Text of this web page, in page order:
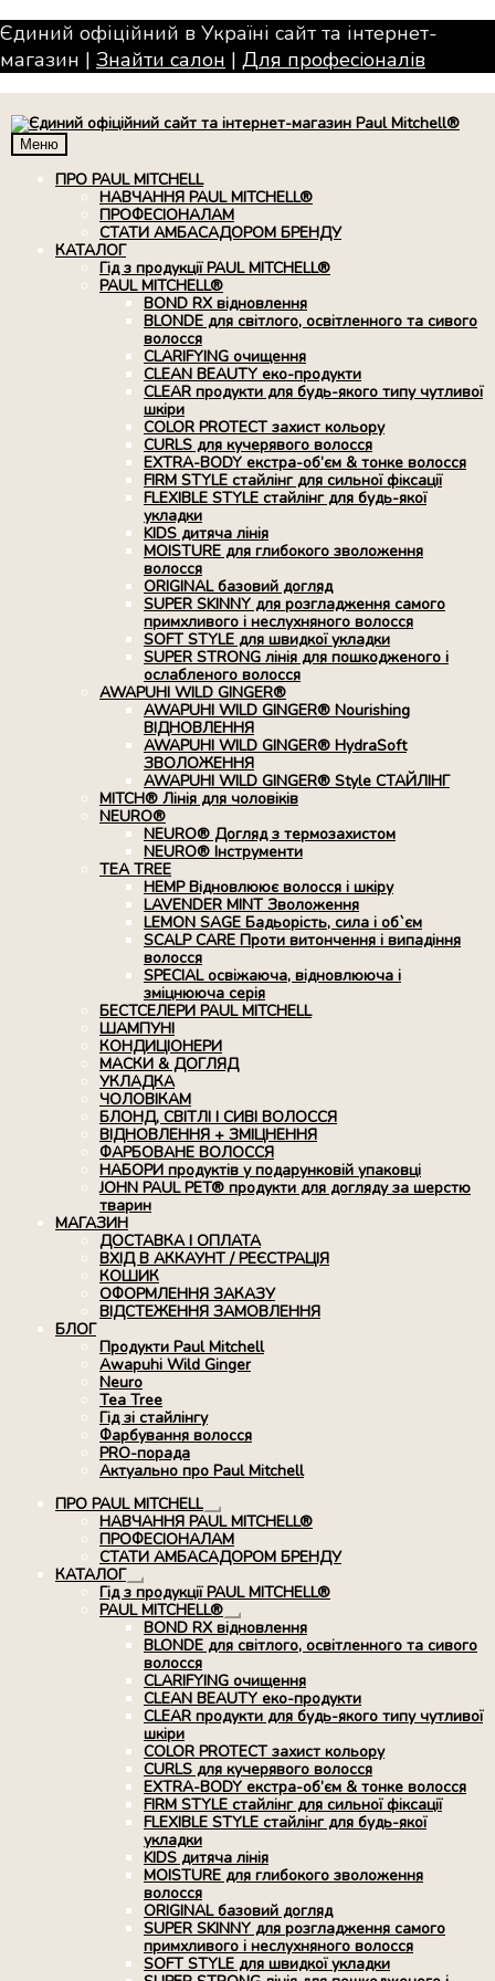
Єдиний офіційний в Україні сайт та інтернет-
магазин | Знайти салон | Для професiоналiв
Меню
ПРО PAUL MITCHELL
НАВЧАННЯ PAUL MITCHELL®
ПРОФЕСІОНАЛАМ
СТАТИ АМБАСАДОРОМ БРЕНДУ
КАТАЛОГ
Гід з продукції PAUL MITCHELL®
PAUL MITCHELL®
BOND RX вiдновлення
BLONDE для світлого, освітленного та сивого
волосся
CLARIFYING очищення
CLEAN BEAUTY еко-продукти
CLEAR продукти для будь-якого типу чутливої
шкіри
COLOR PROTECT захист кольору
CURLS для кучерявого волосся
EXTRA-BODY екстра-об’єм & тонке волосся
FIRM STYLE стайлінг для сильної фіксації
FLEXIBLE STYLE стайлінг для будь-якої
укладки
KIDS дитяча лінія
MOISTURE для глибокого зволоження
волосся
ORIGINAL базовий догляд
SUPER SKINNY для розгладження самого
примхливого і неслухняного волосся
SOFT STYLE для швидкої укладки
SUPER STRONG лінія для пошкодженого і
ослабленого волосся
AWAPUHI WILD GINGER®
AWAPUHI WILD GINGER® Nourishing
ВІДНОВЛЕННЯ
AWAPUHI WILD GINGER® HydraSoft
ЗВОЛОЖЕННЯ
AWAPUHI WILD GINGER® Style СТАЙЛІНГ
MITCH® Лінія для чоловіків
NEURO®
NEURO® Догляд з термозахистом
NEURO® Інструменти
TEA TREE
HEMP Відновлюює волосся і шкіру
LAVENDER MINT Зволоження
LEMON SAGE Бадьорість, сила і об`єм
SCALP CARE Проти витончення і випадіння
волосся
SPECIAL освіжаюча, відновлююча і
зміцнююча серія
БЕСТСЕЛЕРИ PAUL MITCHELL
ШАМПУНІ
КОНДИЦІОНЕРИ
МАСКИ & ДОГЛЯД
УКЛАДКА
ЧОЛОВІКАМ
БЛОНД, СВІТЛІ І СИВІ ВОЛОССЯ
ВІДНОВЛЕННЯ + ЗМІЦНЕННЯ
ФАРБОВАНЕ ВОЛОССЯ
НАБОРИ продуктів у подарунковій упаковці
JOHN PAUL PET® продукти для догляду за шерстю
тварин
МАГАЗИН
ДОСТАВКА І ОПЛАТА
ВХІД В АККАУНТ / РЕЄСТРАЦІЯ
КОШИК
ОФОРМЛЕННЯ ЗАКАЗУ
ВІДСТЕЖЕННЯ ЗАМОВЛЕННЯ
БЛОГ
Продукти Paul Mitchell
Awapuhi Wild Ginger
Neuro
Tea Tree
Гід зі стайлінгу
Фарбування волосся
PRO-порада
Актуально про Paul Mitchell
ПРО PAUL MITCHELL
Розгорнуте
вкладене
меню
НАВЧАННЯ PAUL MITCHELL®
ПРОФЕСІОНАЛАМ
СТАТИ АМБАСАДОРОМ БРЕНДУ
КАТАЛОГ
Розгорнуте
вкладене
меню
Гід з продукції PAUL MITCHELL®
PAUL MITCHELL®
Розгорнуте
вкладене
меню
BOND RX вiдновлення
BLONDE для світлого, освітленного та сивого
волосся
CLARIFYING очищення
CLEAN BEAUTY еко-продукти
CLEAR продукти для будь-якого типу чутливої
шкіри
COLOR PROTECT захист кольору
CURLS для кучерявого волосся
EXTRA-BODY екстра-об’єм & тонке волосся
FIRM STYLE стайлінг для сильної фіксації
FLEXIBLE STYLE стайлінг для будь-якої
укладки
KIDS дитяча лінія
MOISTURE для глибокого зволоження
волосся
ORIGINAL базовий догляд
SUPER SKINNY для розгладження самого
примхливого і неслухняного волосся
SOFT STYLE для швидкої укладки